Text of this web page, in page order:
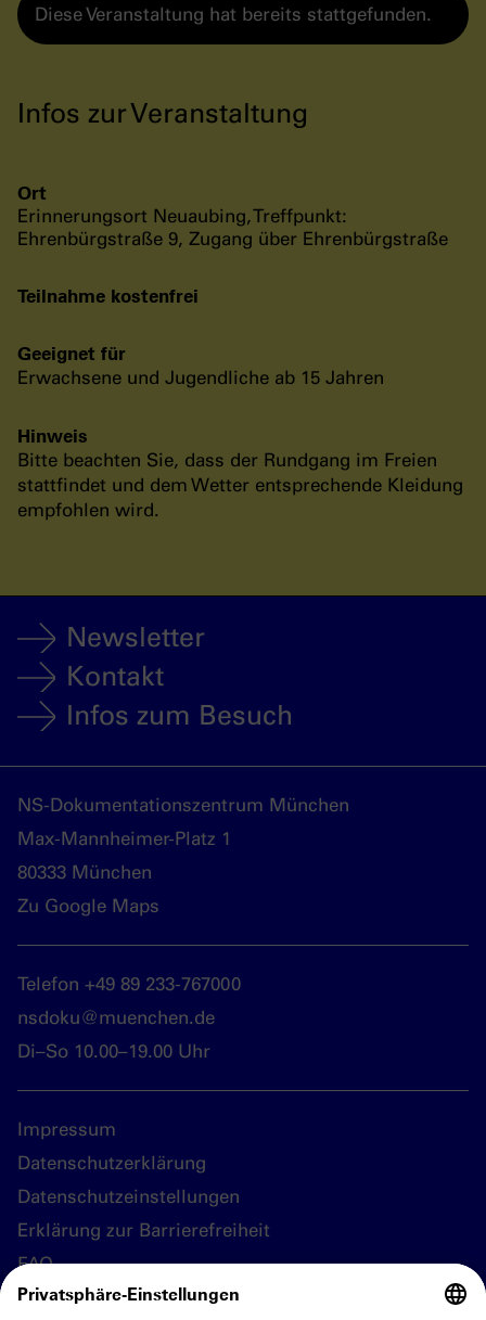
Diese Veranstaltung hat bereits stattgefunden.
Infos zur Veranstaltung
Ort
Erinnerungsort Neuaubing, Treffpunkt:
Ehrenbürgstraße 9, Zugang über Ehrenbürgstraße
Teilnahme kostenfrei
Geeignet für
Erwachsene und Jugendliche ab 15 Jahren
Hinweis
Bitte beachten Sie, dass der Rundgang im Freien
stattfindet und dem Wetter entsprechende Kleidung
empfohlen wird.
Newsletter
Kontakt
Infos zum Besuch
NS-Dokumentationszentrum München
Max-Mannheimer-Platz 1
80333 München
Zu Google Maps
Telefon +49 89 233-767000
nsdoku@muenchen.de
Di–So 10.00–19.00 Uhr
Impressum
Datenschutzerklärung
Datenschutzeinstellungen
Erklärung zur Barrierefreiheit
FAQ